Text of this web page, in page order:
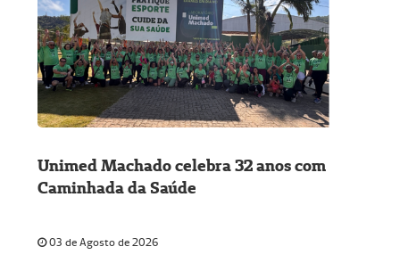
Unimed Machado celebra 32 anos com
Caminhada da Saúde
03 de Agosto de 2026